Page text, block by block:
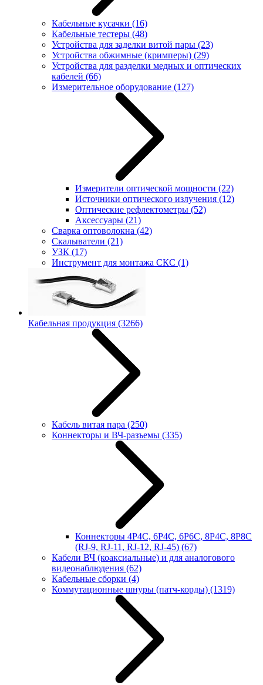
Кабельные кусачки (16)
Кабельные тестеры (48)
Устройства для заделки витой пары (23)
Устройства обжимные (кримперы) (29)
Устройства для разделки медных и оптических
кабелей (66)
Измерительное оборудование (127)
Измерители оптической мощности (22)
Источники оптического излучения (12)
Оптические рефлектометры (52)
Аксессуары (21)
Сварка оптоволокна (42)
Скалыватели (21)
УЗК (17)
Инструмент для монтажа СКС (1)
Кабельная продукция (3266)
Кабель витая пара (250)
Коннекторы и ВЧ-разъемы (335)
Коннекторы 4P4C, 6P4C, 6P6C, 8P4C, 8P8C
(RJ-9, RJ-11, RJ-12, RJ-45) (67)
Кабели ВЧ (коаксиальные) и для аналогового
видеонаблюдения (62)
Кабельные сборки (4)
Коммутационные шнуры (патч-корды) (1319)